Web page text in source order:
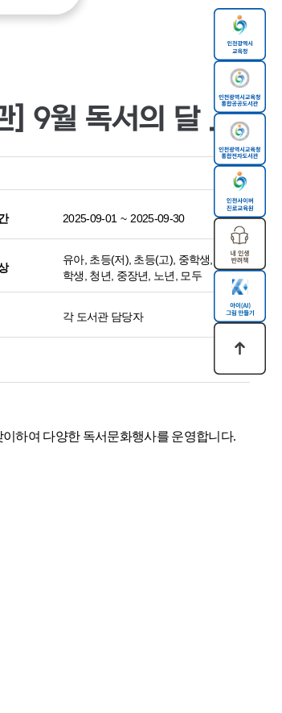
[인천광역시교육청공공도서관] 9월 독서의 달 행사 안내
2025-09-01 ~ 2025-09-30
유아, 초등(저), 초등(고), 중학생, 고등
학생, 청년, 중장년, 노년, 모두
각 도서관 담당자
하여 다양한 독서문화행사를 운영합니다.